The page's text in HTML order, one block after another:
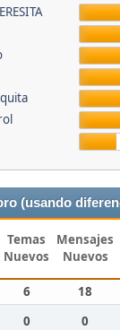
(usando
Temas
Nuevos
Mensajes
Nuevos
6 18
0 0